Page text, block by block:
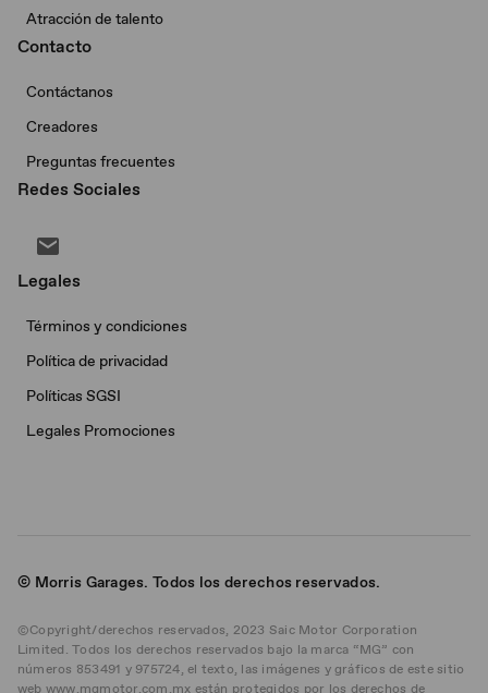
Atracción de talento
Contacto
Contáctanos
Creadores
Preguntas frecuentes
Redes Sociales
Legales
Términos y condiciones
Política de privacidad
Políticas SGSI
Legales Promociones
© Morris Garages. Todos los derechos reservados.
©Copyright/derechos reservados, 2023 Saic Motor Corporation
Limited. Todos los derechos reservados bajo la marca “MG” con
números 853491 y 975724, el texto, las imágenes y gráficos de este sitio
web www.mgmotor.com.mx están protegidos por los derechos de